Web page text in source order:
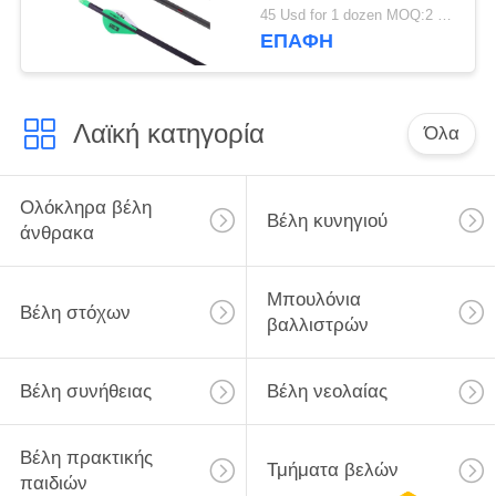
",32" ελαφρύ βάρος
5mm Ultra Target και
45 Usd for 1 dozen MOQ:2 δωδεκάδα
ΕΠΑΦΉ
Λαϊκή κατηγορία Όλα
Ολόκληρα βέλη
άνθρακα
Βέλη κυνηγιού
Βέλη στόχων
Μπουλόνια
βαλλιστρών
Βέλη συνήθειας Βέλη νεολαίας
Βέλη πρακτικής
παιδιών
Τμήματα βελών